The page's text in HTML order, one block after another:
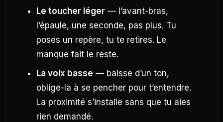
Le toucher léger— l’avant-bras,
l’épaule, une seconde, pas plus. Tu
poses un repère, tu te retires. Le
manque fait le reste.
La voix basse — baisse d’un ton,
oblige-la à se pencher pour t’entendre.
La proximité s’installe sans que tu aies
rien demandé.